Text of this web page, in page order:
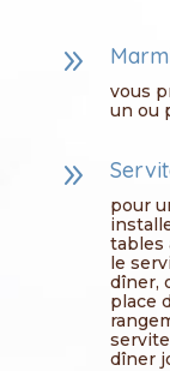
9
vous
un ou
9
pour
tables
le
dîner,
place
dîner